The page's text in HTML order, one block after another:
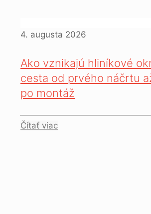
4. augusta 2026
Ako vznikajú hliníkové
cesta od prvého náčrtu
po montáž
Čítať viac